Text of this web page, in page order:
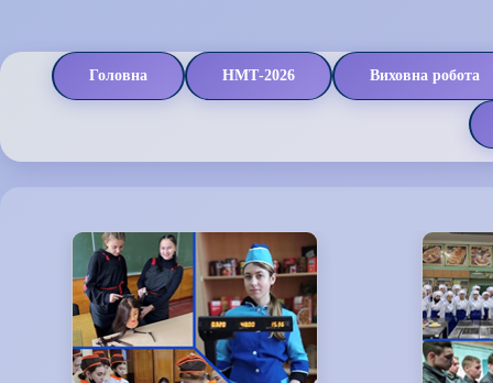
Головна НМТ-2026 Виховна робота